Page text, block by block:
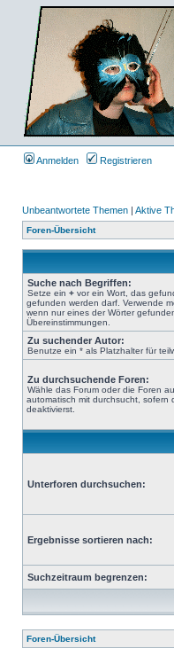
Anmelden Registrieren
Unbeantwortete Themen | Aktive
Foren-Übersicht
Suche nach Begriffen:
Setze ein + vor ein Wort, das
gefunden werden darf. Verwende
wenn nur eines der Wörter
Übereinstimmungen.
Zu suchender Autor:
Benutze ein * als Platzhalter für
Zu durchsuchende Foren:
Wähle das Forum oder die Foren
automatisch mit durchsucht, sofern
deaktivierst.
Unterforen durchsuchen:
Ergebnisse sortieren nach:
Suchzeitraum begrenzen:
Foren-Übersicht